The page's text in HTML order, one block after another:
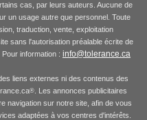
cas, par leurs auteurs. Aucune de
un usage autre que personnel. Toute
traduction, vente, exploitation
sans l'autorisation préalable écrite de
information : info@tolerance.ca
liens externes ni des contenus des
®. Les annonces publicitaires
navigation sur notre site, afin de vous
adaptées à vos centres d'intérêts.